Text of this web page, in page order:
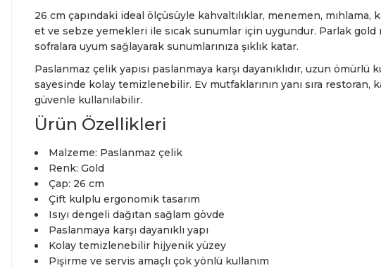
26 cm çapındaki ideal ölçüsüyle kahvaltılıklar, menemen,
et ve sebze yemekleri ile sıcak sunumlar için uygundur. Parlak gold
sofralara uyum sağlayarak sunumlarınıza şıklık katar.
Paslanmaz çelik yapısı paslanmaya karşı dayanıklıdır, uzun
sayesinde kolay temizlenebilir. Ev mutfaklarının yanı sıra
güvenle kullanılabilir.
Ürün Özellikleri
Malzeme: Paslanmaz çelik
Renk: Gold
Çap: 26 cm
Çift kulplu ergonomik tasarım
Isıyı dengeli dağıtan sağlam gövde
Paslanmaya karşı dayanıklı yapı
Kolay temizlenebilir hijyenik yüzey
Pişirme ve servis amaçlı çok yönlü kullanım